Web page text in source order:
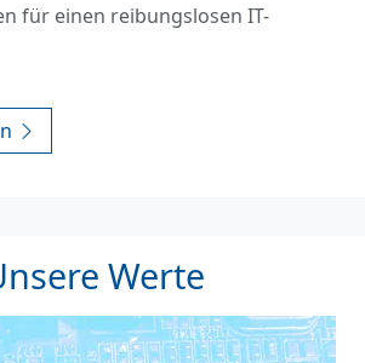
für einen reibungslosen IT-
Werte